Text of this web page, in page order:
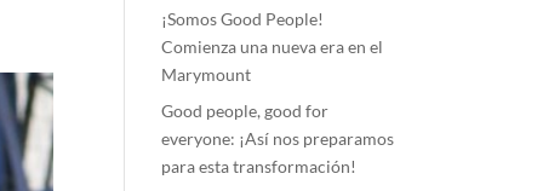
¡Somos Good People!
Comienza una nueva era en el
Marymount
Good people, good for
everyone: ¡Así nos preparamos
para esta transformación!